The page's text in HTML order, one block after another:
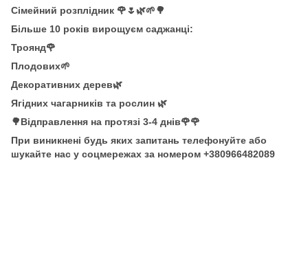
Сімейний розплідник 🌹🌷🌿🌱🌳
Більше 10 років вирощуєм саджанці:
Троянд🌹
Плодових🌱
Декоративних дерев🌿
Ягідних чагарників та рослин 🌿
🌳Відправлення на протязі 3-4 днів🌹🌹
При виникнені будь яких запитань телефонуйте або
шукайте нас у соцмережах за номером +380966482089